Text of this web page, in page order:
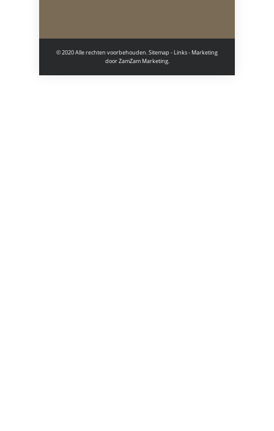
© 2020 Alle rechten voorbehouden.Sitemap - Links- Marketing
doorZamZam Marketing.